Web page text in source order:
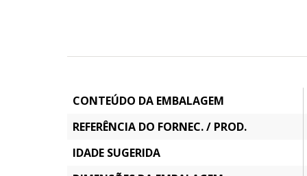
CONTEÚDO DA EMBALAGEM
REFERÊNCIA DO FORNEC. / PROD.
IDADE SUGERIDA